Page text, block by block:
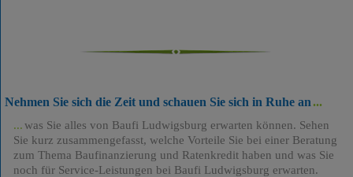
Nehmen Sie sich die Zeit und schauen Sie sich in Ruhe an
was Sie alles von Baufi Ludwigsburg erwarten können. Sehen
Sie kurz zusammengefasst, welche Vorteile Sie bei einer Beratung
zum Thema Baufinanzierung und Ratenkredit haben und was Sie
noch für Service-Leistungen bei Baufi Ludwigsburg erwarten.